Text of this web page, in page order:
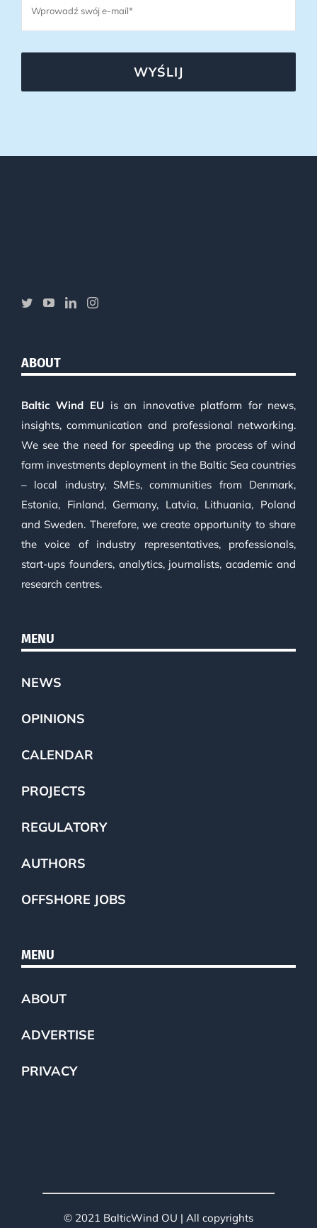
WYŚLIJ
ABOUT
Baltic Wind EU is an innovative platform for news,
insights, communication and professional networking.
We see the need for speeding up the process of wind
farm investments deployment in the Baltic Sea countries
– local industry, SMEs, communities from Denmark,
Estonia, Finland, Germany, Latvia, Lithuania, Poland
and Sweden. Therefore, we create opportunity to share
the voice of industry representatives, professionals,
start-ups founders, analytics, journalists, academic and
research centres.
MENU
NEWS
OPINIONS
CALENDAR
PROJECTS
REGULATORY
AUTHORS
OFFSHORE JOBS
MENU
ABOUT
ADVERTISE
PRIVACY
© 2021 BalticWind OU | All copyrights